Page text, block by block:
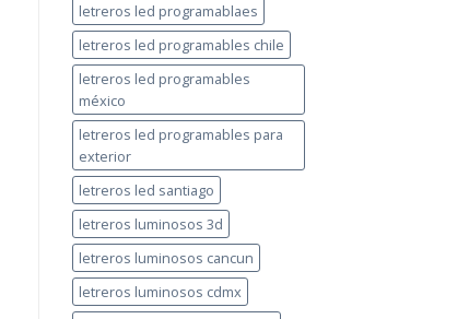
letreros led programablaes
letreros led programables chile
letreros led programables
méxico
letreros led programables para
exterior
letreros led santiago
letreros luminosos 3d
letreros luminosos cancun
letreros luminosos cdmx